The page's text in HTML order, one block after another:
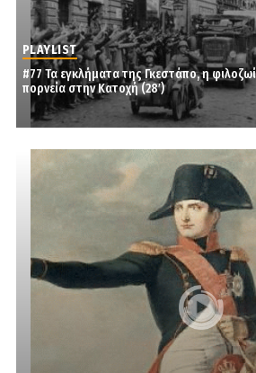
PLAYLIST
#77 Τα εγκλήματα της Γκεστάπο, η
πορνεία στην Κατοχή (28′)